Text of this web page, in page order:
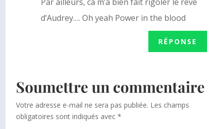
d’Audrey…. Oh yeah Power in the blood
RÉPONSE
Soumettre un commentaire
Votre adresse e-mail ne sera pas publiée. Les champs
obligatoires sont indiqués avec*